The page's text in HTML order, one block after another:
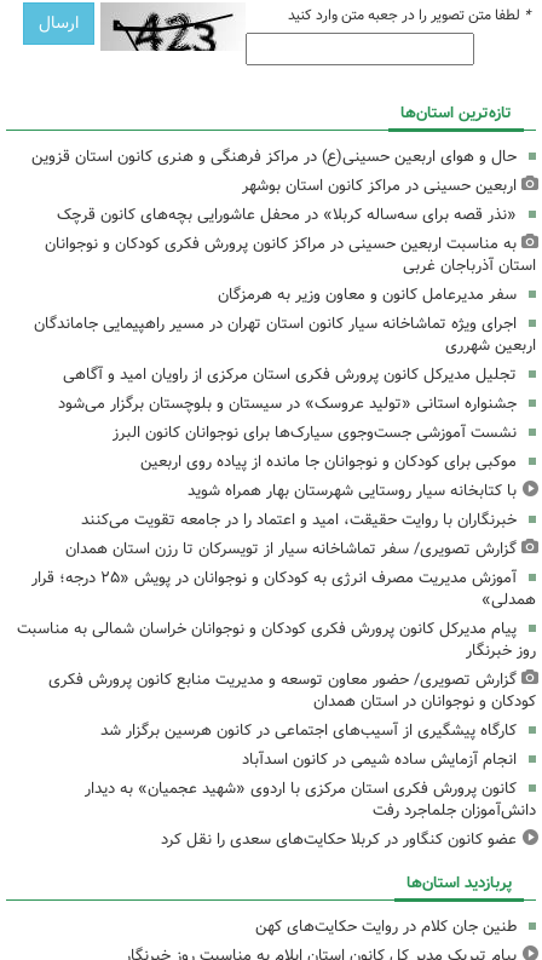
* لطفا متن تصویر را در جعبه متن وارد کنید
تازه‌ترین استان‌ها
حال و هوای اربعین حسینی(ع) در مراکز فرهنگی و هنری کانون استان قزوین
اربعین حسینی در مراکز کانون استان بوشهر
«نذر قصه برای سه‌ساله کربلا» در محفل عاشورایی بچه‌های کانون قرچک
به مناسبت اربعین حسینی در مراکز کانون پرورش فکری کودکان و نوجوانان
استان آذرباجان غربی
سفر مدیرعامل کانون و معاون وزیر به هرمزگان
اجرای ویژه تماشاخانه سیار کانون استان تهران در مسیر راهپیمایی جاماندگان
اربعین شهرری
تجلیل مدیرکل کانون پرورش فکری استان مرکزی از راویان امید و آگاهی
جشنواره استانی «تولید عروسک» در سیستان و بلوچستان برگزار می‌شود
نشست آموزشی جست‌وجوی سیارک‌ها برای نوجوانان کانون البرز
موکبی برای کودکان و نوجوانان جا مانده از پیاده روی اربعین
با کتابخانه سیار روستایی شهرستان بهار همراه شوید
خبرنگاران با روایت حقیقت، امید و اعتماد را در جامعه تقویت می‌کنند
گزارش تصویری/ سفر تماشاخانه سیار از تویسرکان تا رزن استان همدان
آموزش مدیریت مصرف انرژی به کودکان و نوجوانان در پویش «۲۵ درجه؛ قرار
همدلی»
پیام مدیرکل کانون پرورش فکری کودکان و نوجوانان خراسان شمالی به مناسبت
روز خبرنگار
گزارش تصویری/ حضور معاون توسعه و مدیریت منابع کانون پرورش فکری
کودکان و نوجوانان در استان همدان
کارگاه پیشگیری از آسیب‌های اجتماعی در کانون هرسین برگزار شد
انجام آزمایش ساده شیمی در کانون اسدآباد
کانون پرورش فکری استان مرکزی با اردوی «شهید عجمیان» به دیدار
دانش‌آموزان جلماجرد رفت
عضو کانون کنگاور در کربلا حکایت‌های سعدی را نقل کرد
پربازدید استان‌ها
طنین جان کلام در روایت حکایت‌های کهن